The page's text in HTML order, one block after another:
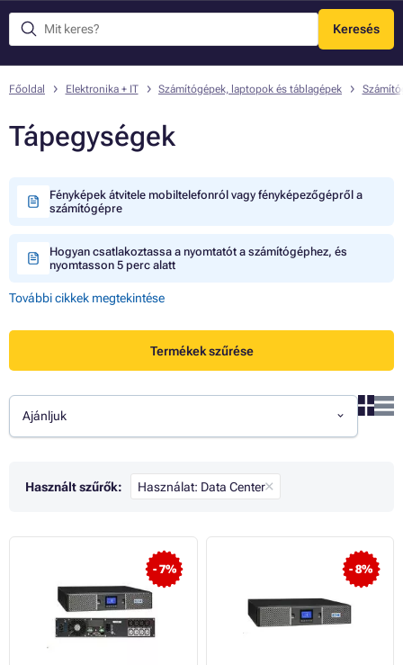
Keresés
Menü
Főoldal Elektronika + IT Számítógépek, laptopok és táblagépek
Tápegységek
Fényképek átvitele mobiltelefonról vagy fényképezőgépről a
számítógépre
Hogyan csatlakoztassa a nyomtatót a számítógéphez, és
nyomtasson 5 perc alatt
További cikkek megtekintése
Termékek szűrése
Ajánljuk
Használt szűrők: Használat: Data Center
- 7% - 8%